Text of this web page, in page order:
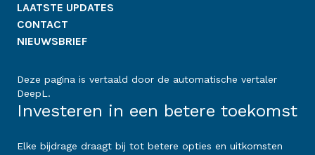
LAATSTE UPDATES
CONTACT
NIEUWSBRIEF
Deze pagina is vertaald door de automatische vertaler
DeepL.
Investeren in een betere toekomst
Elke bijdrage draagt bij tot betere opties en uitkomsten